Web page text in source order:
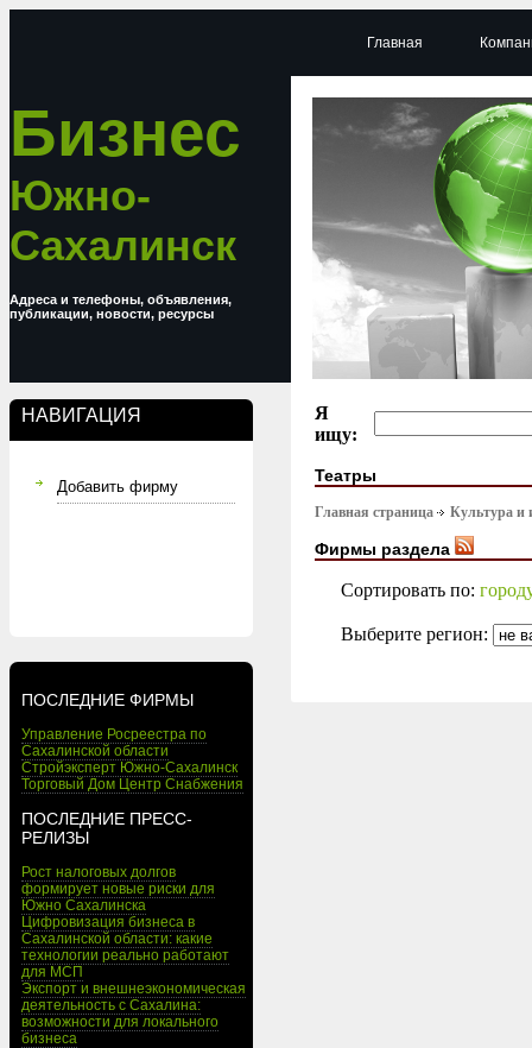
Бизнес
Южно-
Сахалинск
Адреса и телефоны, объявления,
публикации, новости, ресурсы
НАВИГАЦИЯ
Добавить фирму
ПОСЛЕДНИЕ ФИРМЫ
Управление Росреестра по
Сахалинской области
Стройэксперт Южно-Сахалинск
Торговый Дом Центр Снабжения
ПОСЛЕДНИЕ ПРЕСС-
РЕЛИЗЫ
Рост налоговых долгов
формирует новые риски для
Южно Сахалинска
Цифровизация бизнеса в
Сахалинской области: какие
технологии реально работают
для МСП
Экспорт и внешнеэкономическая
деятельность с Сахалина:
возможности для локального
бизнеса
Главная
Я
ищу:
Театры
Главная страница Культура и
Фирмы раздела
Сортировать по:
Выберите регион: